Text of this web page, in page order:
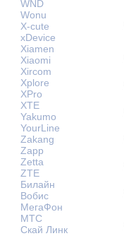
WND
Wonu
X-cute
xDevice
Xiamen
Xiaomi
Xircom
Xplore
XPro
XTE
Yakumo
YourLine
Zakang
Zapp
Zetta
ZTE
Билайн
Вобис
МегаФон
МТС
Скай Линк